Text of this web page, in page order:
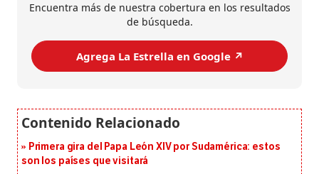
Encuentra más de nuestra cobertura en los resultados
de búsqueda.
Agrega La Estrella en Google ↗️
Primera gira del Papa León XIV por Sudamérica: estos
son los países que visitará